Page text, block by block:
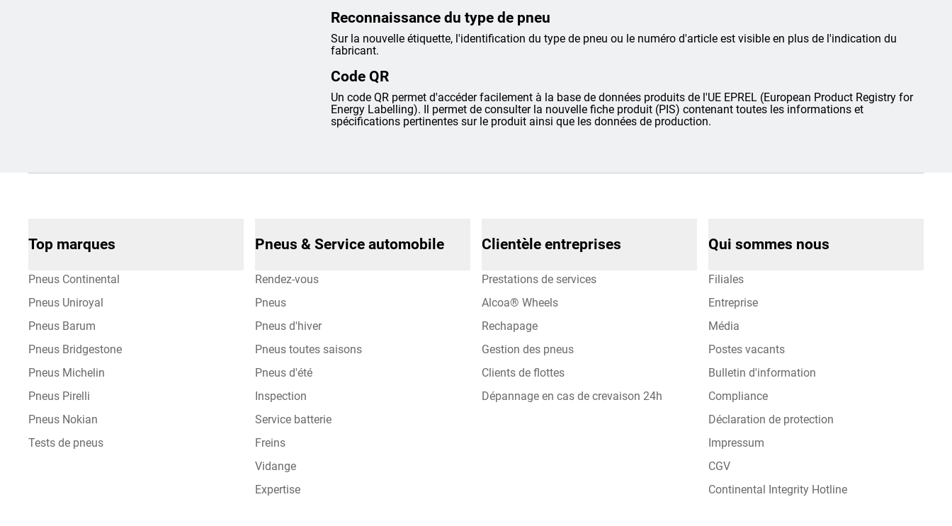
Reconnaissance du type de pneu
Sur la nouvelle étiquette, l'identification du type de pneu ou le numéro d'article est visible en plus de l'indication du
fabricant.
Code QR
Un code QR permet d'accéder facilement à la base de données produits de l'UE EPREL (European Product Registry for
Energy Labelling). Il permet de consulter la nouvelle fiche produit (PIS) contenant toutes les informations et
spécifications pertinentes sur le produit ainsi que les données de production.
Top marques
Pneus Continental
Pneus Uniroyal
Pneus Barum
Pneus Bridgestone
Pneus Michelin
Pneus Pirelli
Pneus Nokian
Tests de pneus
Pneus & Service automobile
Rendez-vous
Pneus
Pneus d'hiver
Pneus toutes saisons
Pneus d'été
Inspection
Service batterie
Freins
Vidange
Expertise
Clientèle entreprises
Prestations de services
Alcoa® Wheels
Rechapage
Gestion des pneus
Clients de flottes
Dépannage en cas de crevaison 24h
Qui sommes nous
Filiales
Entreprise
Média
Postes vacants
Bulletin d'information
Compliance
Déclaration de protection
Impressum
CGV
Continental Integrity Hotline